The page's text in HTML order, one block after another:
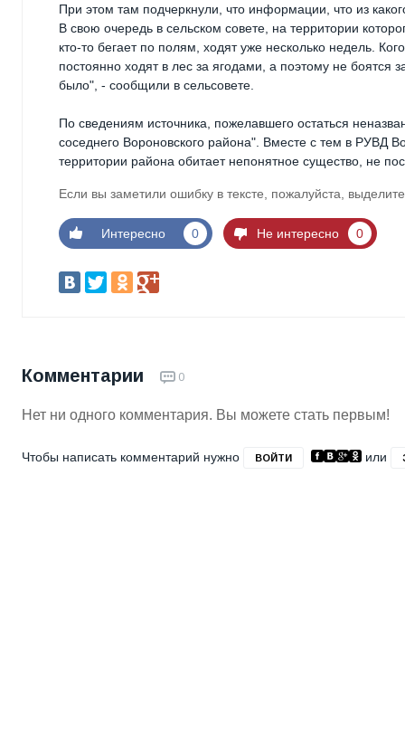
При этом там подчеркнули, что информации, что из
В свою очередь в сельском совете, на территории
кто-то бегает по полям, ходят уже несколько недель.
постоянно ходят в лес за ягодами, а поэтому не
было", - сообщили в сельсовете.
По сведениям источника, пожелавшего остаться
соседнего Вороновского района". Вместе с тем в РУВД
территории района обитает непонятное существо, не
Если вы заметили ошибку в тексте, пожалуйста,
Интересно 0 Не интересно 0
Комментарии 0
Нет ни одного комментария. Вы можете стать первым!
Чтобы написать комментарий нужно ВОЙТИ или